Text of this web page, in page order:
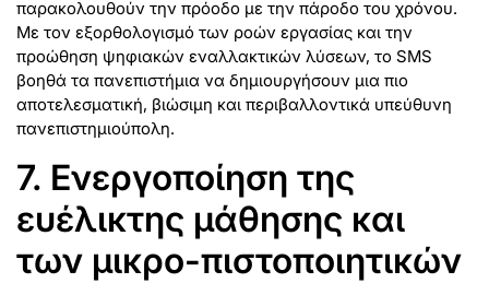
παρακολουθούν την πρόοδο με την πάροδο του χρόνου.
Με τον εξορθολογισμό των ροών εργασίας και την
προώθηση ψηφιακών εναλλακτικών λύσεων, το SMS
βοηθά τα πανεπιστήμια να δημιουργήσουν μια πιο
αποτελεσματική, βιώσιμη και περιβαλλοντικά υπεύθυνη
πανεπιστημιούπολη.
7. Ενεργοποίηση της
ευέλικτης μάθησης και
των μικρο-πιστοποιητικών